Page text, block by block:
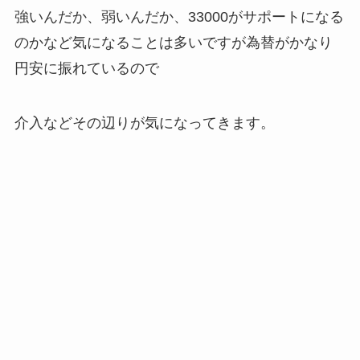
強いんだか、弱いんだか、33000がサポートになる
のかなど気になることは多いですが為替がかなり
円安に振れているので
介入などその辺りが気になってきます。